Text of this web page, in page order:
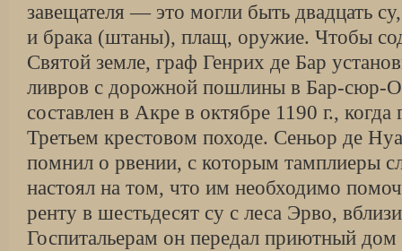
завещателя — это могли быть двадцать
и брака (штаны), плащ, оружие. Чтобы
Святой земле, граф Генрих де Бар
ливров с дорожной пошлины в Бар-сюр-
составлен в Акре в октябре 1190 г., когда
Третьем крестовом походе. Сеньор де
помнил о рвении, с которым тамплиеры
настоял на том, что им необходимо
ренту в шестьдесят су с леса Эрво,
Госпитальерам он передал приютный